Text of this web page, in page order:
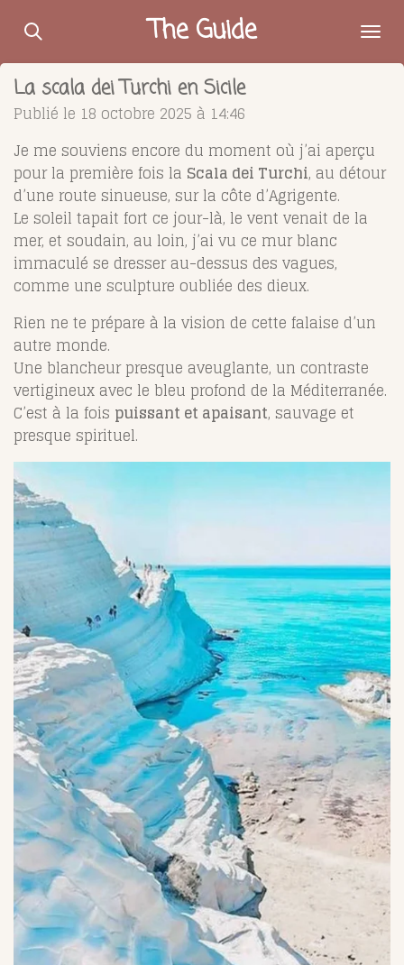
Passer
contenu
principal
The Guide
La scala dei Turchi en Sicile
Publié le 18 octobre 2025 à 14:46
Je me souviens encore du moment où j’ai aperçu
pour la première fois la Scala dei Turchi, au détour
d’une route sinueuse, sur la côte d’Agrigente.
Le soleil tapait fort ce jour-là, le vent venait de la
mer, et soudain, au loin, j’ai vu ce mur blanc
immaculé se dresser au-dessus des vagues,
comme une sculpture oubliée des dieux.
Rien ne te prépare à la vision de cette falaise d’un
autre monde.
Une blancheur presque aveuglante, un contraste
vertigineux avec le bleu profond de la Méditerranée.
C’est à la fois puissant et apaisant, sauvage et
presque spirituel.